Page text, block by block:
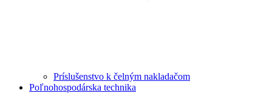
Príslušenstvo k čelným nakladačom
Poľnohospodárska technika